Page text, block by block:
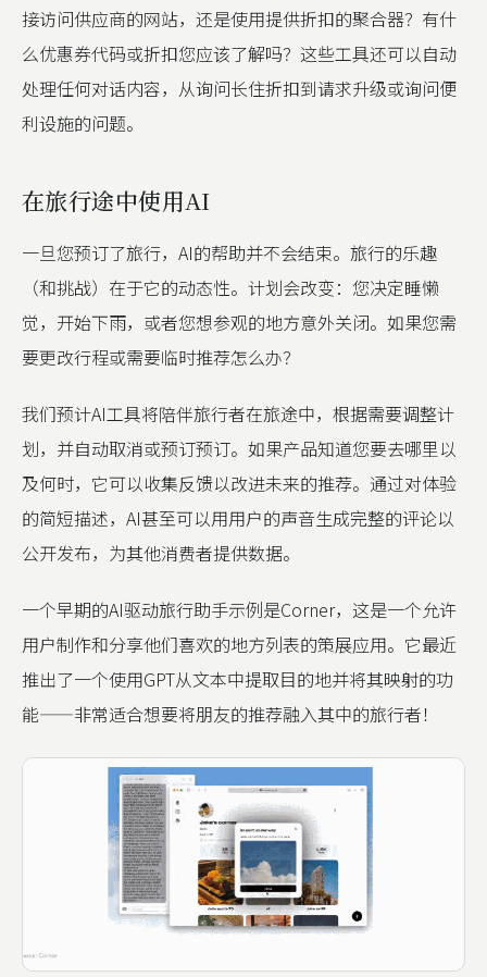
接访问供应商的网站，还是使用提供折扣的聚合器？有什
么优惠券代码或折扣您应该了解吗？这些工具还可以自动
处理任何对话内容，从询问长住折扣到请求升级或询问便
利设施的问题。
在旅行途中使用AI
一旦您预订了旅行，AI的帮助并不会结束。旅行的乐趣
（和挑战）在于它的动态性。计划会改变：您决定睡懒
觉，开始下雨，或者您想参观的地方意外关闭。如果您需
要更改行程或需要临时推荐怎么办？
我们预计AI工具将陪伴旅行者在旅途中，根据需要调整计
划，并自动取消或预订预订。如果产品知道您要去哪里以
及何时，它可以收集反馈以改进未来的推荐。通过对体验
的简短描述，AI甚至可以用用户的声音生成完整的评论以
公开发布，为其他消费者提供数据。
一个早期的AI驱动旅行助手示例是Corner，这是一个允许
用户制作和分享他们喜欢的地方列表的策展应用。它最近
推出了一个使用GPT从文本中提取目的地并将其映射的功
能——非常适合想要将朋友的推荐融入其中的旅行者！